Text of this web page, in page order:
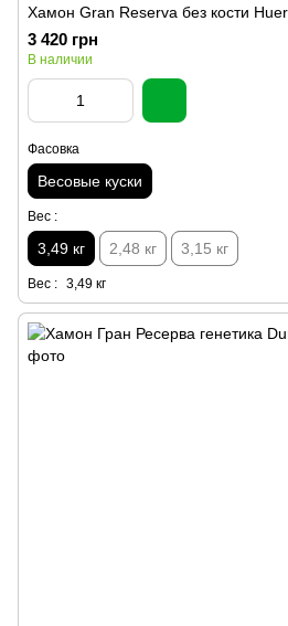
Хамон Gran Reserva без кости
3 420 грн
В наличии
Фасовка
Весовые куски
Вес :
3,49 кг 2,48 кг 3,15 кг
Вес : 3,49 кг